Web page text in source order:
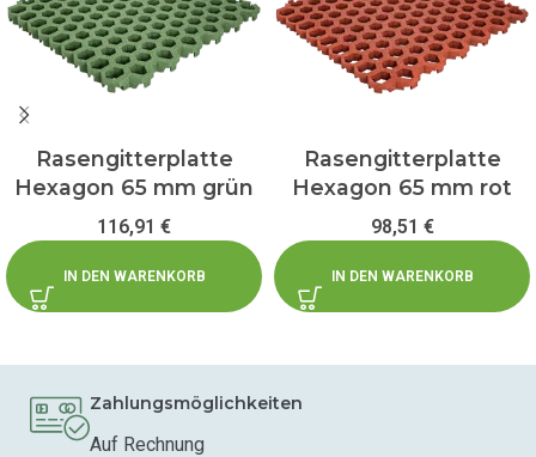
Rasengitterplatte
Hexagon 65 mm grün
116,91 €
IN DEN WARENKORB
Rasengitterplatte
Hexagon 65 mm rot
98,51 €
IN DEN WARENKORB
Zahlungsmöglichkeiten
Auf Rechnung